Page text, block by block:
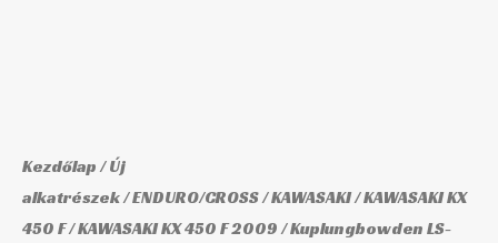
Kezdőlap/Új
alkatrészek/ENDURO/CROSS/KAWASAKI/KAWASAKI KX
450 F/KAWASAKI KX 450 F 2009/ Kuplungbowden LS-